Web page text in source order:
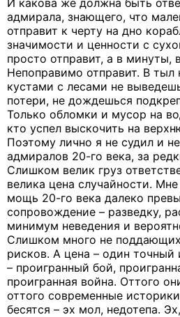
И какова же должна быть
адмирала, знающего, что
отправит к черту на дно
значимости и ценности с
просто отправит, а в минуты,
Непоправимо отправит. В тыл
кустами с лесами не
потери, не дождешься
Только обломки и мусор на
кто успел выскочить на
Поэтому лично я не судил и
адмиралов 20-го века, за
Слишком велик груз
велика цена случайности.
мощь 20-го века далеко
сопровождение – разведку,
минимум неведения и
Слишком много не
рисков. А цена – один точный
– проигранный бой,
проигранная война. Оттого
оттого современные
бесятся – эх мол, недотепа.